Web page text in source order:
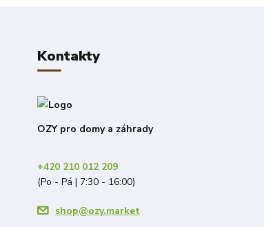
Kontakty
OZY pro domy a záhrady
+420 210 012 209
(Po - Pá | 7:30 - 16:00)
shop@ozy.market